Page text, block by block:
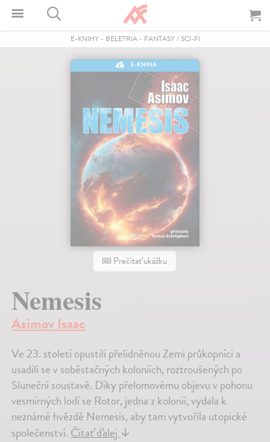
E-KNIHY- BELETRIA- FANTASY / SCI-FI
E-KNIHA
Prečítať ukážku
Nemesis
Asimov Isaac
Ve 23. století opustili přelidněnou Zemi průkopníci a
usadili se v soběstačných koloniích, roztroušených po
Sluneční soustavě. Díky přelomovému objevu v pohonu
vesmírných lodí se Rotor, jedna z kolonií, vydala k
neznámé hvězdě Nemesis, aby tam vytvořila utopické
společenství. Čítať ďalej ↓